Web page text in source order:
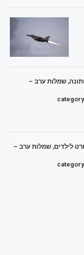
שמלות ערב –
לילדים, שמלות ערב –